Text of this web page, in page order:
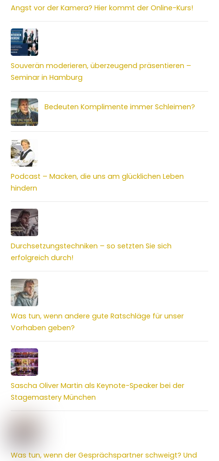
Angst vor der Kamera? Hier kommt der Online-Kurs!
Souverän moderieren, überzeugend präsentieren –
Seminar in Hamburg
Bedeuten Komplimente immer Schleimen?
Podcast – Macken, die uns am glücklichen Leben
hindern
Durchsetzungstechniken – so setzten Sie sich
erfolgreich durch!
Was tun, wenn andere gute Ratschläge für unser
Vorhaben geben?
Sascha Oliver Martin als Keynote-Speaker bei der
Stagemastery München
Was tun, wenn der Gesprächspartner schweigt? Und